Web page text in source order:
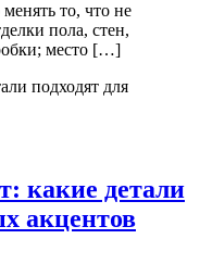
то, что не
пола, стен,
место […]
какие детали
акцентов